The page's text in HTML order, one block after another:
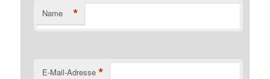
Name *
E-Mail-Adresse *